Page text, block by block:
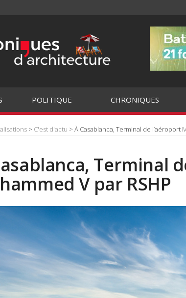
POLITIQUE CHRONIQUES
> C'est d'actu > À Casablanca, Terminal de l’aéroport
Terminal
V par RSHP